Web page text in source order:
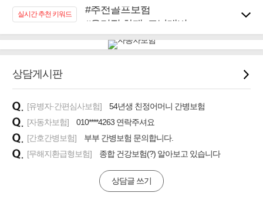
실시간 추천 키워드
#우리집 화재, 도난대비
#노후대비 연금재테크!
#임플란트, 치아치료보장
#무해지 건강보험
#바뀌기전에 4세대 가입
상담게시판
[유병자·간편심사보험]
54년생 친정어머니 간병보험
[자동차보험]
010****4263 연락주셔요
[간호간병보험]
부부 간병보험 문의합니다.
[무해지환급형보험]
종합 건강보험(?) 알아보고 있습니다
상담글 쓰기